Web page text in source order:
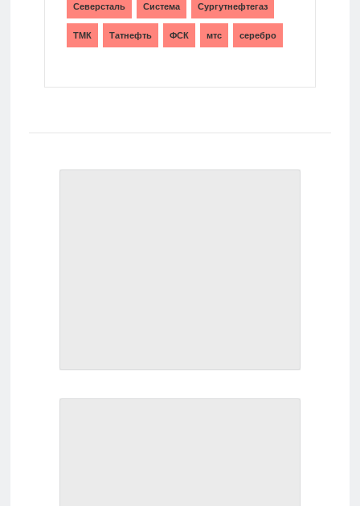
Северсталь Система Сургутнефтегаз
ТМК Татнефть ФСК мтс серебро